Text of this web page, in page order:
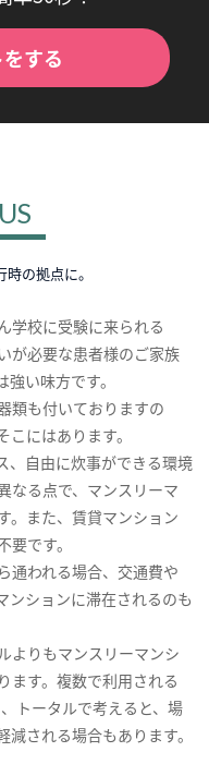
する
の拠点に。
学校に受験に来られる
が必要な患者様のご家族
い味方です。
類も付いておりますの
にはあります。
、自由に炊事ができる環境
なる点で、マンスリーマ
。また、賃貸マンション
です。
通われる場合、交通費や
ンションに滞在されるのも
よりもマンスリーマンシ
ます。複数で利用される
トータルで考えると、場
される場合もあります。